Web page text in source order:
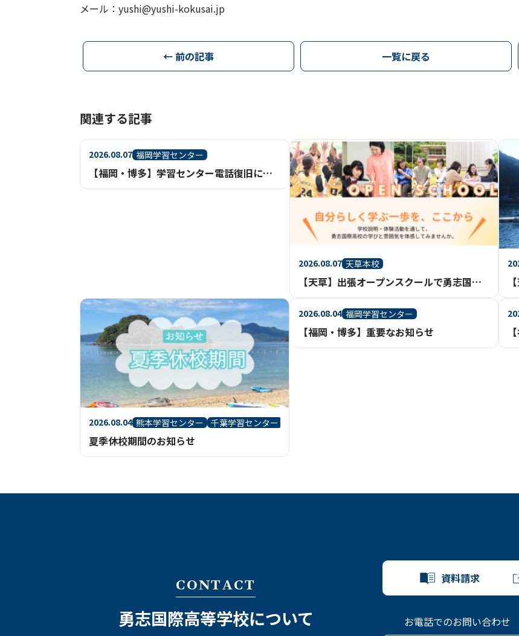
メール：yushi@yushi-kokusai.jp
← 前の記事 一覧に戻る
関連する記事
2026.08.07 福岡学習センター
【福岡・博多】学習センター電話復旧について
2026.08.07 天草本校
【天草】出張オープンスクールで勇志国際高校を体験してみませんか？
2026.08.04 熊本学習センター 千葉学習センター
夏季休校期間のお知らせ
2026.08.04 福岡学習センター
【福岡・博多】重要なお知らせ
CONTACT
勇志国際高等学校について
資料請求
お電話でのお問い合わせ